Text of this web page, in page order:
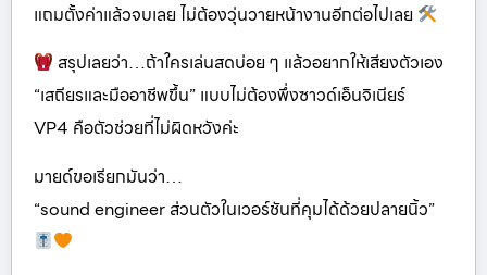
แถมตั้งค่าแล้วจบเลย ไม่ต้องวุ่นวายหน้างานอีกต่อไปเลย
สรุปเลยว่า…ถ้าใครเล่นสดบ่อย ๆ แล้วอยากให้เสียงตัวเอง
“เสถียรและมืออาชีพขึ้น” แบบไม่ต้องพึ่งซาวด์เอ็นจิเนียร์
VP4 คือตัวช่วยที่ไม่ผิดหวังค่ะ
มายด์ขอเรียกมันว่า…
“sound engineer ส่วนตัวในเวอร์ชันที่คุมได้ด้วยปลายนิ้ว”